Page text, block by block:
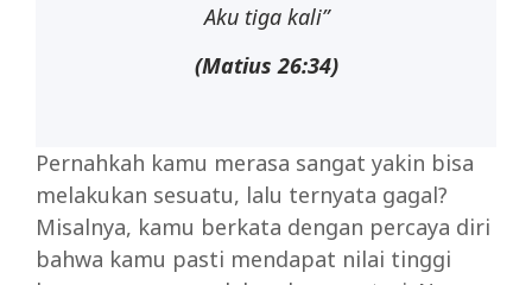
Aku tiga kali”
(Matius 26:34)
Pernahkah kamu merasa sangat yakin bisa
melakukan sesuatu, lalu ternyata gagal?
Misalnya, kamu berkata dengan percaya diri
bahwa kamu pasti mendapat nilai tinggi